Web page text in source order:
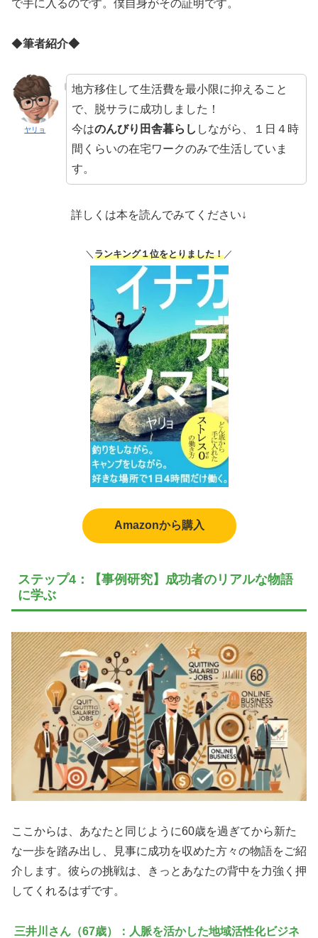
で手に入るのです。僕自身がその証明です。
◆筆者紹介◆
ヤリョ
地方移住して生活費を最小限に抑えること
で、脱サラに成功しました！
今はのんびり田舎暮らし しながら、１日４時
間くらいの在宅ワークのみで生活していま
す。
詳しくは本を読んでみてください↓
＼ ランキング１位をとりました！ ／
Amazonから購入
ステップ4：【事例研究】成功者のリアルな物語
に学ぶ
ここからは、あなたと同じように60歳を過ぎてから新た
な一歩を踏み出し、見事に成功を収めた方々の物語をご紹
介します。彼らの挑戦は、きっとあなたの背中を力強く押
してくれるはずです。
三井川さん（67歳）：人脈を活かした地域活性化ビジネ